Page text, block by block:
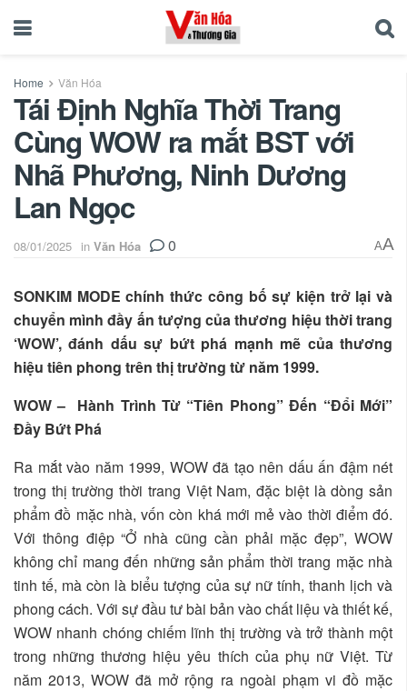
Home Văn Hóa
Tái Định Nghĩa Thời Trang
Cùng WOW ra mắt BST với
Nhã Phương, Ninh Dương
Lan Ngọc
08/01/2025 in Văn Hóa 0 AA
SONKIM MODE chính thức công bố sự kiện trở lại và
chuyển mình đầy ấn tượng của thương hiệu thời trang
‘WOW’, đánh dấu sự bứt phá mạnh mẽ của thương
hiệu tiên phong trên thị trường từ năm 1999.
WOW – Hành Trình Từ “Tiên Phong” Đến “Đổi Mới”
Đầy Bứt Phá
Ra mắt vào năm 1999, WOW đã tạo nên dấu ấn đậm nét
trong thị trường thời trang Việt Nam, đặc biệt là dòng sản
phẩm đồ mặc nhà, vốn còn khá mới mẻ vào thời điểm đó.
Với thông điệp “Ở nhà cũng cần phải mặc đẹp”, WOW
không chỉ mang đến những sản phẩm thời trang mặc nhà
tinh tế, mà còn là biểu tượng của sự nữ tính, thanh lịch và
phong cách. Với sự đầu tư bài bản vào chất liệu và thiết kế,
WOW nhanh chóng chiếm lĩnh thị trường và trở thành một
trong những thương hiệu yêu thích của phụ nữ Việt. Từ
năm 2013, WOW đã mở rộng ra ngoài phạm vi đồ mặc